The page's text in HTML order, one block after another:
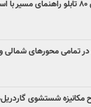
در تمامی محورهای شمالی
مکانیزه شستشوی